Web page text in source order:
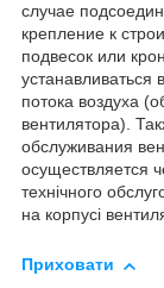
случае
крепление к
подвесок или
потока воздуха
вентилятора).
обслуживания
осуществляется
технічного
на корпусі
Приховати